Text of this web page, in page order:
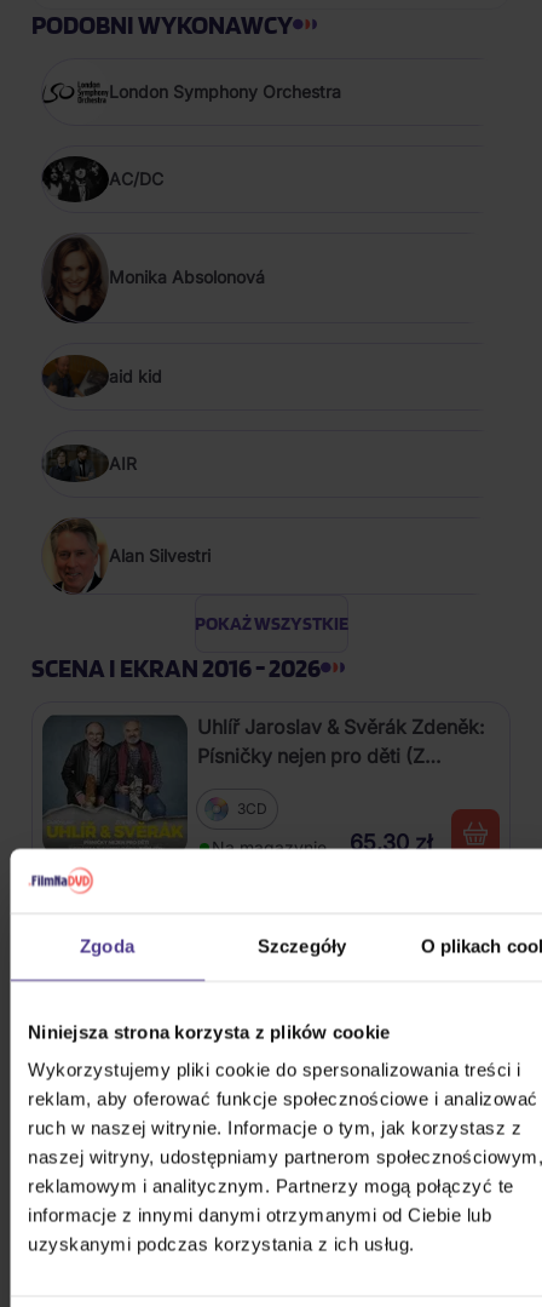
Zgoda Szczegóły O plikach
Niniejsza strona korzysta z plików cookie
Wykorzystujemy pliki cookie do spersonalizowania treści i
reklam, aby oferować funkcje społecznościowe i analizować
ruch w naszej witrynie. Informacje o tym, jak korzystasz z
naszej witryny, udostępniamy partnerom społecznościowym,
reklamowym i analitycznym. Partnerzy mogą połączyć te
informacje z innymi danymi otrzymanymi od Ciebie lub
uzyskanymi podczas korzystania z ich usług.
PODOBNI WYKONAWCY
London Symphony Orchestra
AC/DC
Monika Absolonová
aid kid
AIR
Alan Silvestri
POKAŻ WSZYSTKIE
SCENA I EKRAN 2016 - 2026
Uhlíř Jaroslav & Svěrák Zdeněk:
Písničky nejen pro děti (Z
Hodina zpěvu)
3CD
Na magazynie 65,30 zł
MCMLXXII
Na magazynie 127,80 zł
Soundtrack: Dirty Dancing
(Hříšný Tanec)
Vinyl
Na magazynie 80,80 zł